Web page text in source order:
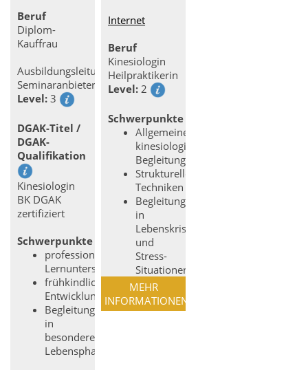
Beruf
Diplom-
Kauffrau
Ausbildungsleitung
Seminaranbieter
Level:3
DGAK-Titel /
DGAK-
Qualifikation
Kinesiologin
BK DGAK
zertifiziert
Schwerpunkte
professionelle
Lernunterstützung
frühkindliche
Entwicklung
Begleitung
in
besonderen
Lebensphasen
Internet
Beruf
Kinesiologin
Heilpraktikerin
Level: 2
Schwerpunkte
Allgemeine
kinesiologische
Begleitung
Strukturelle
Techniken
Begleitung
in
Lebenskrisen
und
Stress-
Situationen
MEHR
INFORMATIONEN